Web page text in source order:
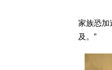
家族恐加
及。”